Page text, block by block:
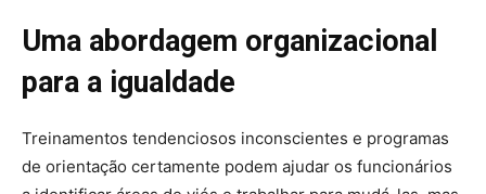
Uma abordagem organizacional
para a igualdade
Treinamentos tendenciosos inconscientes e programas
de orientação certamente podem ajudar os funcionários